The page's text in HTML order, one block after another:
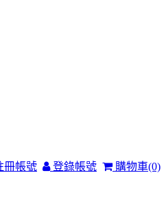
購物車(0)
登錄帳號
冊帳號